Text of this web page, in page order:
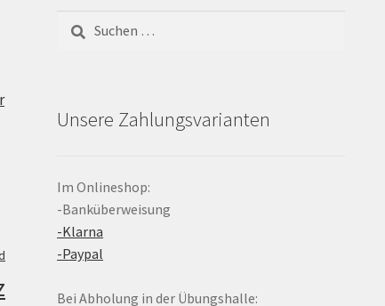
nach:
Unsere Zahlungsvarianten
Im Onlineshop:
-Banküberweisung
-Klarna
-Paypal
Bei Abholung in der Übungshalle: